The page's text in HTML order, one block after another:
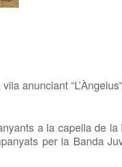
anunciant
a la capella de la
per la Banda